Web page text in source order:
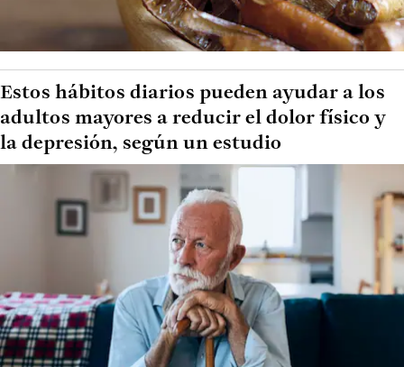
Estos hábitos diarios pueden ayudar a los
adultos mayores a reducir el dolor físico y
la depresión, según un estudio